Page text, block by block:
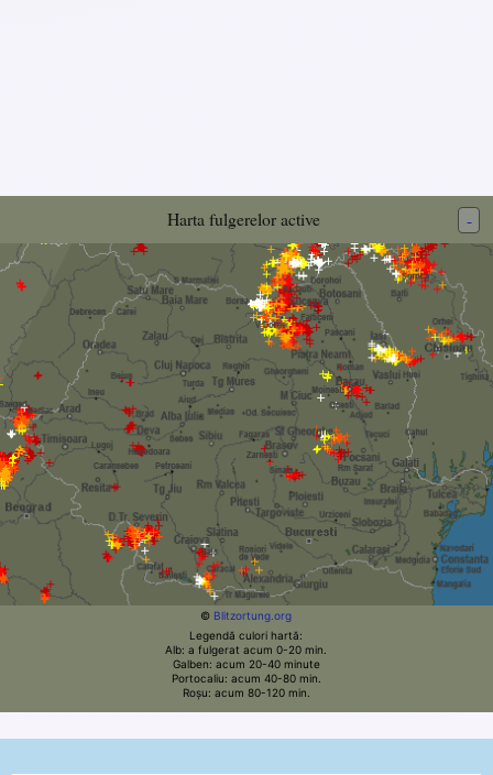
Harta fulgerelor active -
© Blitzortung.org
Legendă culori hartă:
Alb: a fulgerat acum 0-20 min.
Galben: acum 20-40 minute
Portocaliu: acum 40-80 min.
Roșu: acum 80-120 min.